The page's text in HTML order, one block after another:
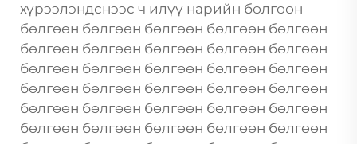
хүрээлэндснээс ч илүү нарийн бөлгөөн
бөлгөөн бөлгөөн бөлгөөн бөлгөөн бөлгөөн
бөлгөөн бөлгөөн бөлгөөн бөлгөөн бөлгөөн
бөлгөөн бөлгөөн бөлгөөн бөлгөөн бөлгөөн
бөлгөөн бөлгөөн бөлгөөн бөлгөөн бөлгөөн
бөлгөөн бөлгөөн бөлгөөн бөлгөөн бөлгөөн
бөлгөөн бөлгөөн бөлгөөн бөлгөөн бөлгөөн